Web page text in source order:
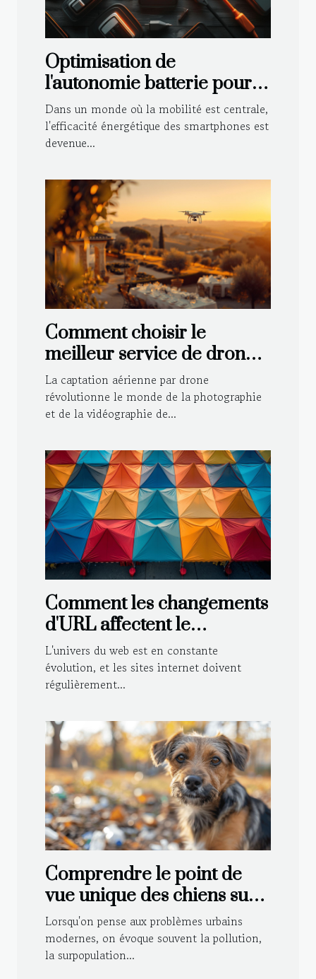
Optimisation de
l'autonomie batterie pour
smartphones les stratégies
efficaces et moins connues
Dans un monde où la mobilité est centrale,
l'efficacité énergétique des smartphones est
devenue...
Comment choisir le
meilleur service de drone
pour votre mariage
La captation aérienne par drone
révolutionne le monde de la photographie
et de la vidéographie de...
Comment les changements
d'URL affectent le
référencement d'un site de
tentes publicitaires
L'univers du web est en constante
évolution, et les sites internet doivent
régulièrement...
Comprendre le point de
vue unique des chiens sur
les problèmes urbains
modernes
Lorsqu'on pense aux problèmes urbains
modernes, on évoque souvent la pollution,
la surpopulation...